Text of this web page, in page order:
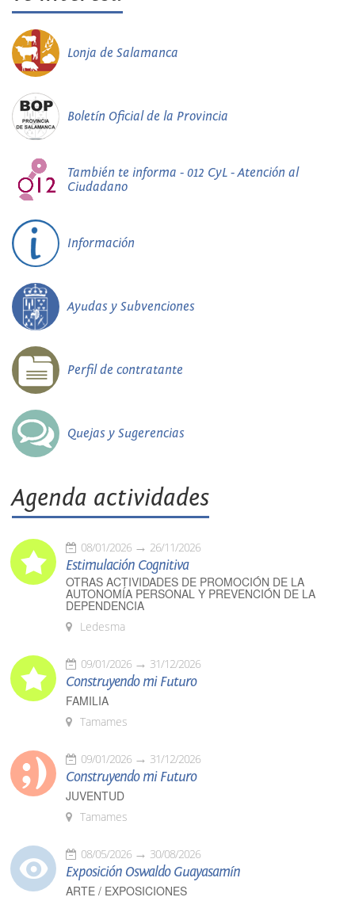
Lonja de Salamanca
Boletín Oficial de la Provincia
También te informa - 012 CyL - Atención al
Ciudadano
Información
Ayudas y Subvenciones
Perfil de contratante
Quejas y Sugerencias
Agenda actividades
08/01/2026 26/11/2026
Estimulación Cognitiva
OTRAS ACTIVIDADES DE PROMOCIÓN DE LA
AUTONOMÍA PERSONAL Y PREVENCIÓN DE LA
DEPENDENCIA
Ledesma
09/01/2026 31/12/2026
Construyendo mi Futuro
FAMILIA
Tamames
09/01/2026 31/12/2026
Construyendo mi Futuro
JUVENTUD
Tamames
08/05/2026 30/08/2026
Exposición Oswaldo Guayasamín
ARTE / EXPOSICIONES